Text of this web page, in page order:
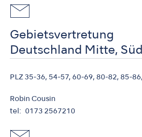
Gebietsvertretung
Deutschland Mitte, Süd
PLZ 35-36, 54-57, 60-69, 80-82, 85-
Robin Cousin
tel
0173 2567210